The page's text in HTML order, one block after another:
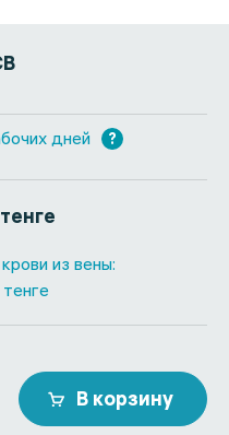
дней ?
из вены:
В корзину